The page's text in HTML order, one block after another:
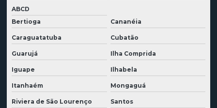
Locação de escavadeira hidráulica
Locação de escavadeira com rompedor
Locadora de máquinas escavadeira
Máquina para demolição
Serviço de demolição de galpão
ABCD
Bertioga
Cananéia
Caraguatatuba Cubatão
Guarujá Ilha Comprida
Iguape Ilhabela
Itanhaém Mongaguá
Riviera de São Lourenço Santos